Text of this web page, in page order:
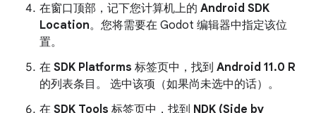
在窗口顶部，记下您计算机上的 Android SDK
Location。您将需要在 Godot 编辑器中指定该位
置。
在 SDK Platforms 标签页中，找到 Android 11.0 R
的列表条目。 选中该项（如果尚未选中的话）。
在 SDK Tools 标签页中，找到 NDK (Side by